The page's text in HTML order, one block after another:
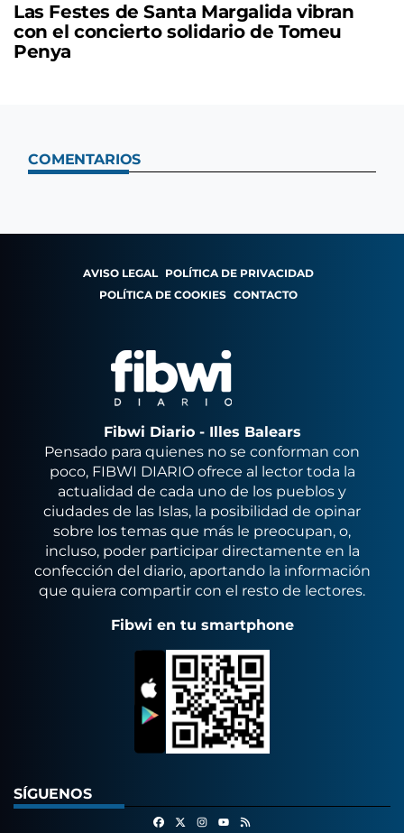
Las Festes de Santa Margalida vibran
con el concierto solidario de Tomeu
Penya
COMENTARIOS
AVISO LEGAL POLÍTICA DE PRIVACIDAD
POLÍTICA DE COOKIES CONTACTO
Fibwi Diario - Illes Balears
Pensado para quienes no se conforman con
poco, FIBWI DIARIO ofrece al lector toda la
actualidad de cada uno de los pueblos y
ciudades de las Islas, la posibilidad de opinar
sobre los temas que más le preocupan, o,
incluso, poder participar directamente en la
confección del diario, aportando la información
que quiera compartir con el resto de lectores.
Fibwi en tu smartphone
SÍGUENOS
FacebookInstagram